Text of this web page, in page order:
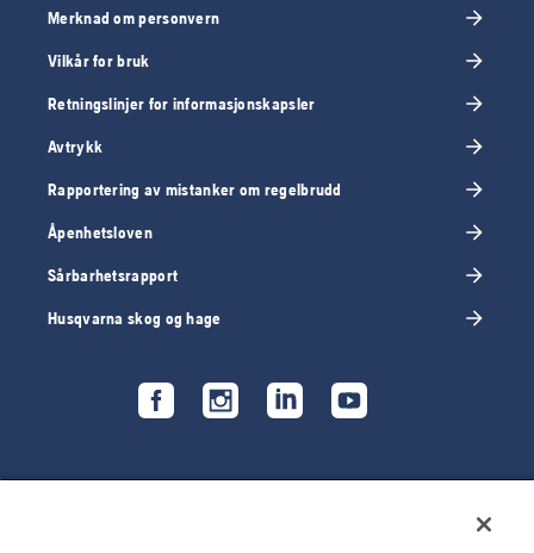
Merknad om personvern
Vilkår for bruk
Retningslinjer for informasjonskapsler
Avtrykk
Rapportering av mistanker om regelbrudd
Åpenhetsloven
Sårbarhetsrapport
Husqvarna skog og hage